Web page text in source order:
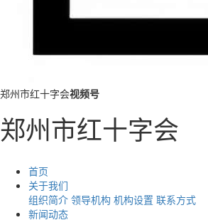
郑州市红十字会视频号
郑州市红十字会
首页
关于我们
组织简介 领导机构 机构设置 联系方式
新闻动态